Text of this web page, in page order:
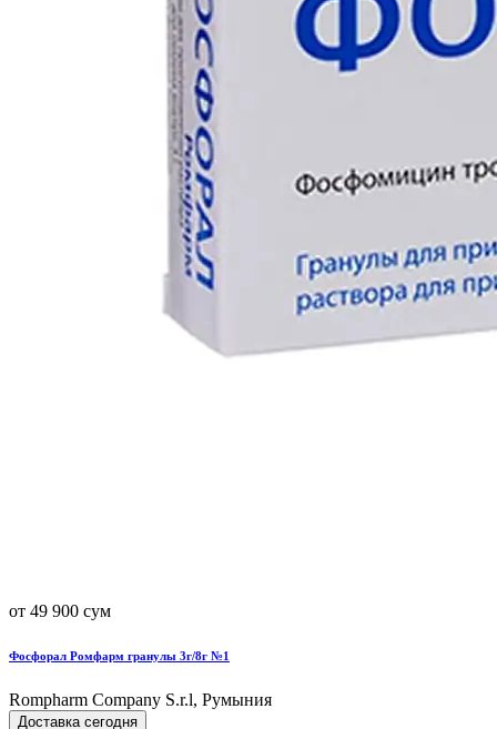
от 49 900 сум
Фосфорал Ромфарм гранулы 3г/8г №1
Rompharm Company S.r.l, Румыния
Доставка сегодня